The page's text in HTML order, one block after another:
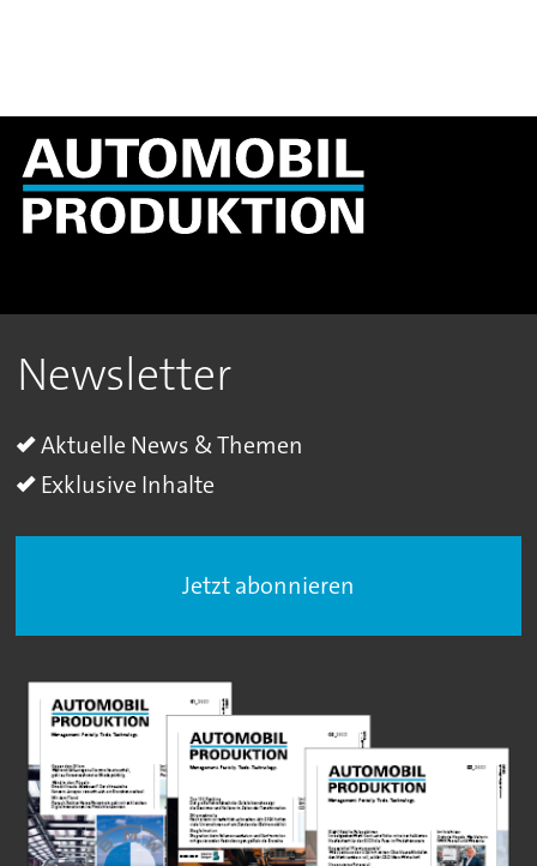
Newsletter
Aktuelle News & Themen
Exklusive Inhalte
Jetzt abonnieren